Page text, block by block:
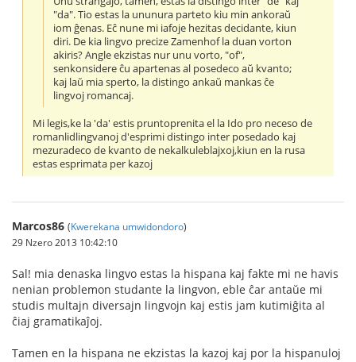
"da". Tio estas la ununura parteto kiu min ankoraŭ
iom ĝenas. Eĉ nune mi iafoje hezitas decidante, kiun
diri. De kia lingvo precize Zamenhof la duan vorton
akiris? Angle ekzistas nur unu vorto, "of",
senkonsidere ĉu apartenas al posedeco aŭ kvanto;
kaj laŭ mia sperto, la distingo ankaŭ mankas ĉe
lingvoj romancaj.
Mi legis,ke la 'da' estis pruntoprenita el la Ido pro neceso de
romanlidlingvanoj d'esprimi distingo inter posedado kaj
mezuradeco de kvanto de nekalkuleblajxoj,kiun en la rusa
estas esprimata per kazoj
Marcos86 (Kwerekana umwidondoro)
29 Nzero 2013 10:42:10
Sal! mia denaska lingvo estas la hispana kaj fakte mi ne havis
nenian problemon studante la lingvon, eble ĉar antaŭe mi
studis multajn diversajn lingvojn kaj estis jam kutimiĝita al
ĉiaj gramatikaĵoj.
Tamen en la hispana ne ekzistas la kazoj kaj por la hispanuloj